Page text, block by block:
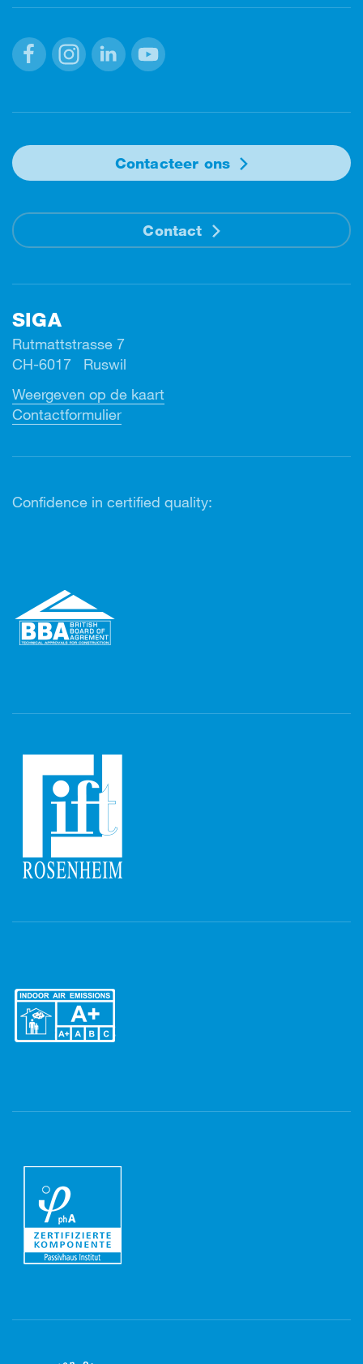
Contacteer ons
Contact
SIGA
Rutmattstrasse 7
CH-6017 Ruswil
Weergeven op de kaart
Contactformulier
Confidence in certified quality: